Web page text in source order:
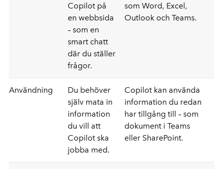
Copilot på
en webbsida
– som en
smart chatt
där du ställer
frågor.
som Word, Excel,
Outlook och Teams.
Användning
Du behöver
själv mata in
information
du vill att
Copilot ska
jobba med.
Copilot kan använda
information du redan
har tillgång till – som
dokument i Teams
eller SharePoint.